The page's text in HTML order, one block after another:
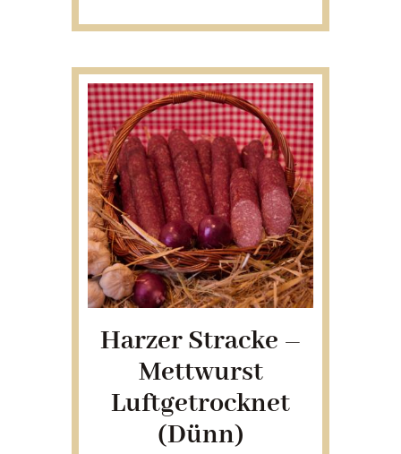
Harzer Stracke –
Mettwurst
Luftgetrocknet
(dünn)